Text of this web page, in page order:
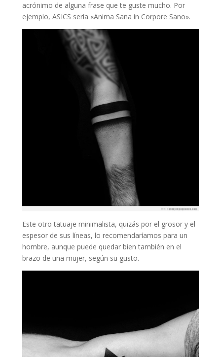
acrónimo de alguna frase que te guste mucho. Por
ejemplo, ASICS sería «Anima Sana in Corpore Sano».
Este otro tatuaje minimalista, quizás por el grosor y el
espesor de sus líneas, lo recomendaríamos para un
hombre, aunque puede quedar bien también en el
brazo de una mujer, según su gusto.